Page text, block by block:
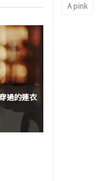
過的連衣
A pink